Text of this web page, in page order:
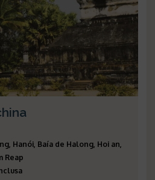
Hanói, Baía de Halong, Hoi an,
Reap